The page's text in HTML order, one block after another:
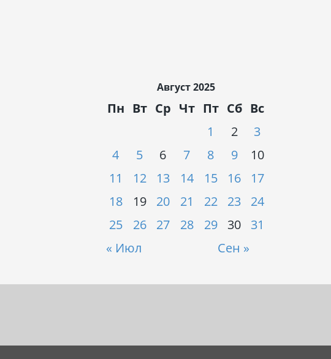
Август 2025
Пн Вт Ср Чт Пт Сб Вс
« Июл Сен »
1 2
3
4
5 6 7 8 9
10
11
12 13 14 15 16
17
18
19 20 21 22 23
24
25
26 27 28 29 30 31